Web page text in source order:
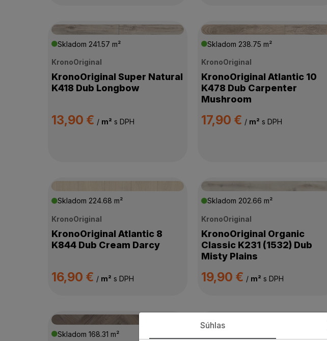
ZÁŤAŽOVÁ TRIEDA
SPÔSOB POKLÁDKY
Skladom 241.57 m²
KronoOriginal
KronoOriginal Super Natural
K418 Dub Longbow
13,90 € / m² s DPH
Skladom 238.75 m²
KronoOriginal
KronoOriginal Atlantic 10
K478 Dub Carpenter
Mushroom
17,90 € / m² s DPH
Skladom 224.68 m²
KronoOriginal
KronoOriginal Atlantic 8
K844 Dub Cream Darcy
16,90 € / m² s DPH
Skladom 202.66 m²
KronoOriginal
KronoOriginal Organic
Classic K231 (1532) Dub
Misty Plains
19,90 € / m² s DPH
Skladom168.31 m²
Súhlas